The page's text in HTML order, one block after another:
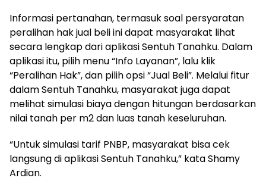
Informasi pertanahan, termasuk soal persyaratan
peralihan hak jual beli ini dapat masyarakat lihat
secara lengkap dari aplikasi Sentuh Tanahku. Dalam
aplikasi itu, pilih menu “Info Layanan”, lalu klik
“Peralihan Hak”, dan pilih opsi “Jual Beli”. Melalui fitur
dalam Sentuh Tanahku, masyarakat juga dapat
melihat simulasi biaya dengan hitungan berdasarkan
nilai tanah per m2 dan luas tanah keseluruhan.
“Untuk simulasi tarif PNBP, masyarakat bisa cek
langsung di aplikasi Sentuh Tanahku,” kata Shamy
Ardian.